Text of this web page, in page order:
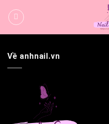
qua
Về anhnail.vn